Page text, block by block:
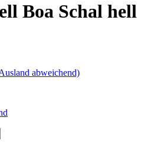
Boa Schal hell
abweichend)